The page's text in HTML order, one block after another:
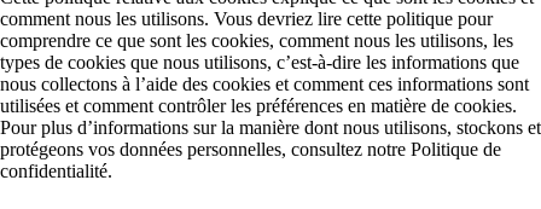
comment nous les utilisons. Vous devriez lire cette politique pour
comprendre ce que sont les cookies, comment nous les utilisons, les
types de cookies que nous utilisons, c’est-à-dire les informations que
nous collectons à l’aide des cookies et comment ces informations sont
utilisées et comment contrôler les préférences en matière de cookies.
Pour plus d’informations sur la manière dont nous utilisons, stockons et
protégeons vos données personnelles, consultez notre Politique de
confidentialité.